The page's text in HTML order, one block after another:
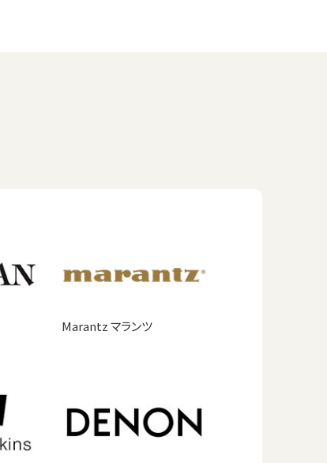
Marantz マランツ